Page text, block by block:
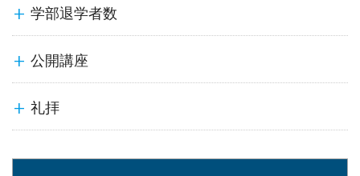
学部退学者数
公開講座
礼拝